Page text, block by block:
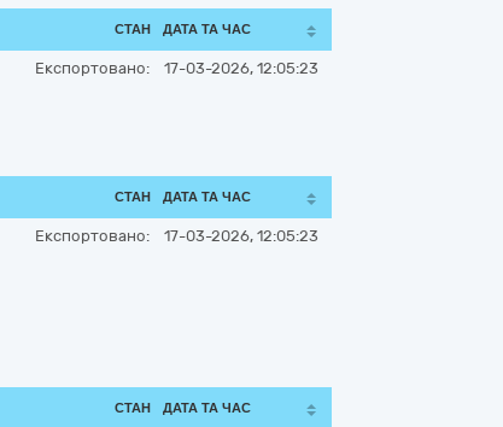
СТАН ДАТА ТА ЧАС
Експортовано: 17-03-2026, 12:05:23
СТАН ДАТА ТА ЧАС
Експортовано: 17-03-2026, 12:05:23
СТАН ДАТА ТА ЧАС